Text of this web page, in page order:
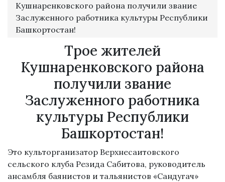
Кушнаренковского района получили звание
Заслуженного работника культуры Республики
Башкортостан!
Трое жителей
Кушнаренковского района
получили звание
Заслуженного работника
культуры Республики
Башкортостан!
Это культорганизатор Верхнесаитовского
сельского клуба Резида Сабитова, руководитель
ансамбля баянистов и тальянистов «Сандугач»